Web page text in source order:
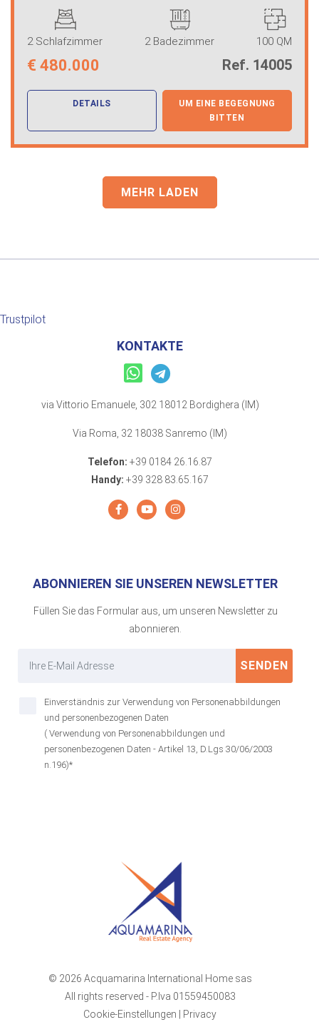
2 Schlafzimmer 2 Badezimmer 100 QM
€ 480.000 Ref. 14005
DETAILS
UM EINE BEGEGNUNG
BITTEN
MEHR LADEN
Trustpilot
© 2026 Acquamarina International Home sas
All rights reserved - P.Iva 01559450083
Cookie-Einstellungen
Privacy
KONTAKTE
via Vittorio Emanuele, 302 18012 Bordighera (IM)
Via Roma, 32 18038 Sanremo (IM)
Telefon: +39 0184 26.16.87
Handy: +39 328 83.65.167
ABONNIEREN SIE UNSEREN NEWSLETTER
Füllen Sie das Formular aus, um unseren Newsletter zu
abonnieren.
SENDEN
Einverständnis zur Verwendung von Personenabbildungen
und personenbezogenen Daten
( Verwendung von Personenabbildungen und
personenbezogenen Daten - Artikel 13, D.Lgs 30/06/2003
n.196)*